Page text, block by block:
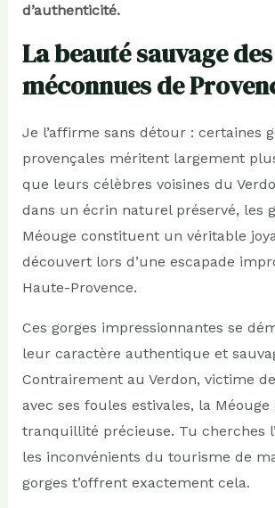
d’authenticité.
La beauté sauvage
méconnues de
Je l’affirme sans détour : certaines
provençales méritent largement
que leurs célèbres voisines du
dans un écrin naturel préservé, les
Méouge constituent un véritable
découvert lors d’une escapade
Haute-Provence.
Ces gorges impressionnantes se
leur caractère authentique et
Contrairement au Verdon, victime
avec ses foules estivales, la
tranquillité précieuse. Tu cherches
les inconvénients du tourisme de
gorges t’offrent exactement cela.